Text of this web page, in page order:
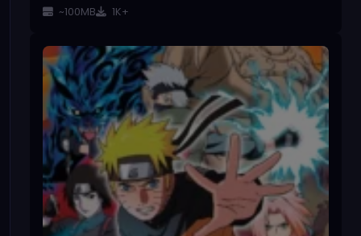
~100MB 1K+